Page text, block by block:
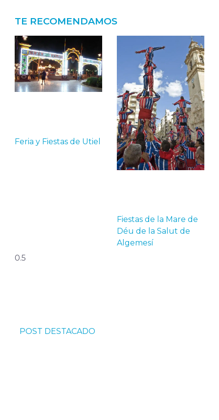
TE RECOMENDAMOS
Feria y Fiestas de Utiel
Fiestas de la Mare de
Déu de la Salut de
Algemesí
POST DESTACADO